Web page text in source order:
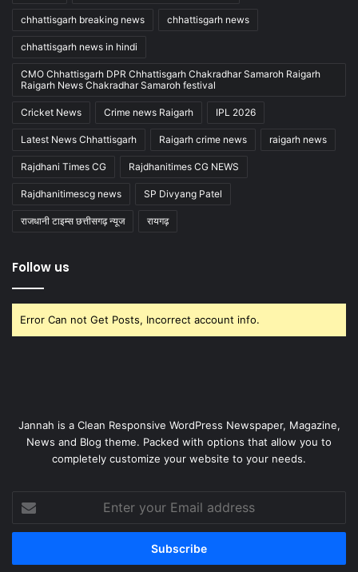
chhattisgarh breaking news chhattisgarh news
chhattisgarh news in hindi
CMO Chhattisgarh DPR Chhattisgarh Chakradhar Samaroh Raigarh
Raigarh News Chakradhar Samaroh festival
Cricket News Crime news Raigarh IPL 2026
Latest News Chhattisgarh Raigarh crime news raigarh news
Rajdhani Times CG Rajdhanitimes CG NEWS
Rajdhanitimescg news SP Divyang Patel
राजधानी टाइम्स छत्तीसगढ़ न्यूज रायगढ़
Follow us
Error Can not Get Posts, Incorrect account info.
Jannah is a Clean Responsive WordPress Newspaper, Magazine,
News and Blog theme. Packed with options that allow you to
completely customize your website to your needs.
your
Email